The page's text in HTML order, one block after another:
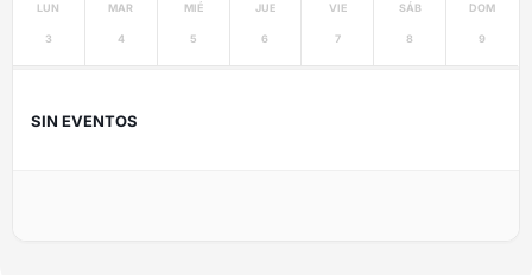
LUN
3
MAR
4
MIÉ
5
JUE
6
VIE
7
SÁB
8
DOM
9
SIN EVENTOS